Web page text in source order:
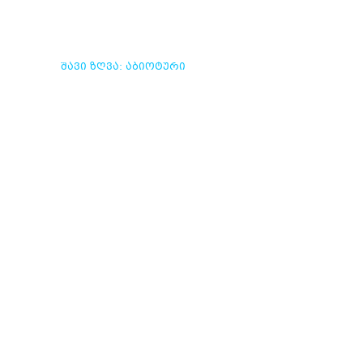
ᲨᲐᲕᲘ ᲖᲦᲕᲐ: ᲐᲑᲘᲝᲢᲣᲠᲘ